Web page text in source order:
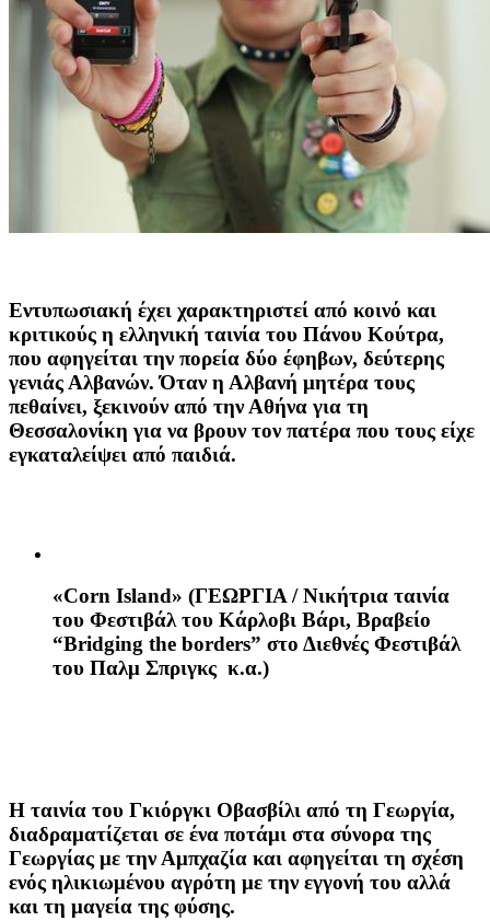
Εντυπωσιακή έχει χαρακτηριστεί από κοινό και
κριτικούς η ελληνική ταινία του Πάνου Κούτρα,
που αφηγείται την πορεία δύο έφηβων, δεύτερης
γενιάς Αλβανών. Όταν η Αλβανή μητέρα τους
πεθαίνει, ξεκινούν από την Αθήνα για τη
Θεσσαλονίκη για να βρουν τον πατέρα που τους είχε
εγκαταλείψει από παιδιά.
«Corn Island» (ΓΕΩΡΓΙΑ / Νικήτρια ταινία
του Φεστιβάλ του Κάρλοβι Βάρι, Βραβείο
“Bridging the borders” στο Διεθνές Φεστιβάλ
του Παλμ Σπριγκς κ.α.)
Η ταινία του Γκιόργκι Οβασβίλι από τη Γεωργία,
διαδραματίζεται σε ένα ποτάμι στα σύνορα της
Γεωργίας με την Αμπχαζία και αφηγείται τη σχέση
ενός ηλικιωμένου αγρότη με την εγγονή του αλλά
και τη μαγεία της φύσης.